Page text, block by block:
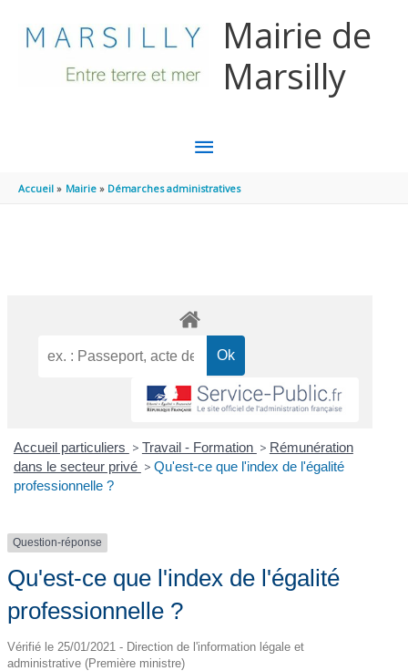
Mairie de
Marsilly
MENU
PRINCIPAL
Accueil Mairie Démarches administratives
Accueil particuliers > Travail - Formation > Rémunération
dans le secteur privé > Qu'est-ce que l'index de l'égalité
professionnelle ?
Question-réponse
Qu'est-ce que l'index de l'égalité
professionnelle ?
Vérifié le 25/01/2021 - Direction de l'information légale et
administrative (Première ministre)